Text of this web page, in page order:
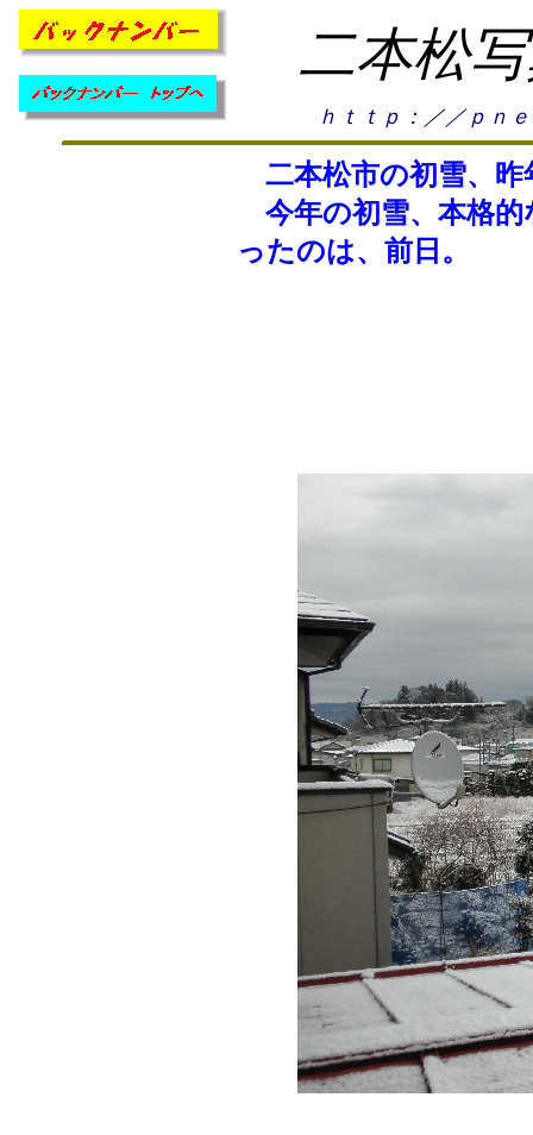
二本松
ｈｔｔｐ：／／ｐｎ
二本松市の初雪、昨
今年の初雪、本格的
ったのは、前日。